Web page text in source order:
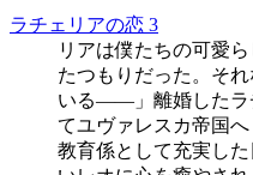
ラチェリアの恋 3
リアは僕たちの可愛
たつもりだった。そ
いる――」離婚したラ
てユヴァレスカ帝国
教育係として充実し